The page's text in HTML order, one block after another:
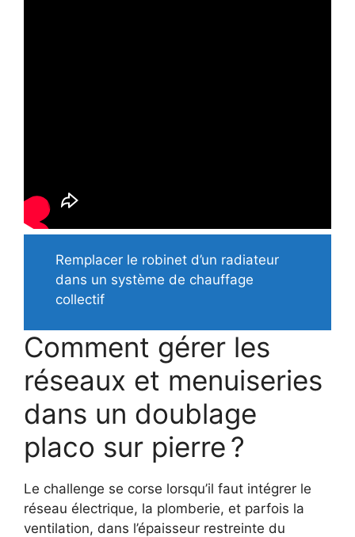
Remplacer le robinet d’un radiateur
dans un système de chauffage
collectif
Comment gérer les
réseaux et menuiseries
dans un doublage
placo sur pierre ?
Le challenge se corse lorsqu’il faut intégrer le
réseau électrique, la plomberie, et parfois la
ventilation, dans l’épaisseur restreinte du